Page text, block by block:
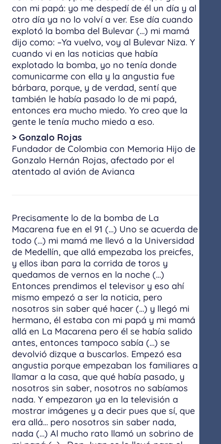
con mi papá: yo me despedí de él un día y al
otro día ya no lo volví a ver. Ese día cuando
explotó la bomba del Bulevar (…) mi mamá
dijo como: –Ya vuelvo, voy al Bulevar Niza. Y
cuando vi en las noticias que había
explotado la bomba, yo no tenía donde
comunicarme con ella y la angustia fue
bárbara, porque, y de verdad, sentí que
también le había pasado lo de mi papá,
entonces era mucho miedo. Yo creo que la
gente le tenía mucho miedo a eso.
> Gonzalo Rojas
Fundador de Colombia con Memoria Hijo de
Gonzalo Hernán Rojas, afectado por el
atentado al avión de Avianca
Precisamente lo de la bomba de La
Macarena fue en el 91 (…) Uno se acuerda de
todo (…) mi mamá me llevó a la Universidad
de Medellín, que allá empezaba los preicfes,
y ellos iban para la corrida de toros y
quedamos de vernos en la noche (…)
Entonces prendimos el televisor y eso ahí
mismo empezó a ser la noticia, pero
nosotros sin saber qué hacer (…) y llegó mi
hermano, él estaba con mi papá y mi mamá
allá en La Macarena pero él se había salido
antes, entonces tampoco sabía (…) se
devolvió dizque a buscarlos. Empezó esa
angustia porque empezaban los familiares a
llamar a la casa, que qué había pasado, y
nosotros sin saber, nosotros no sabíamos
nada. Y empezaron ya en la televisión a
mostrar imágenes y a decir pues que sí, que
era allá… pero nosotros sin saber nada,
nada (…) Al mucho rato llamó un sobrino de